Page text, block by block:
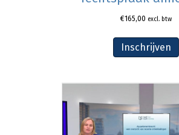
€165,00 excl. btw
Inschrijven